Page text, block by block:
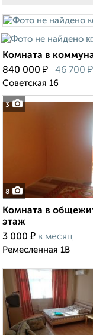
3
Комната в
840 000 ₽ 46 700 ₽
Советская 16
8
Комната в
этаж
3 000 ₽ в месяц
Ремесленная 1В